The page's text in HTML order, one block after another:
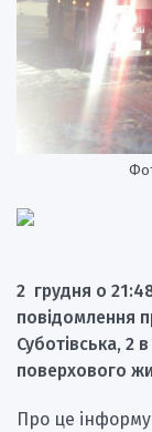
2 грудня о
повідомлення
Суботівська, 2
поверхового
Про це